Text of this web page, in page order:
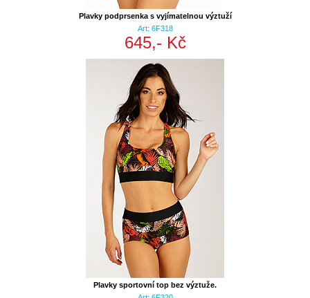
Plavky podprsenka s vyjímatelnou výztuží
Art: 6F318
645,- Kč
Plavky sportovní top bez výztuže.